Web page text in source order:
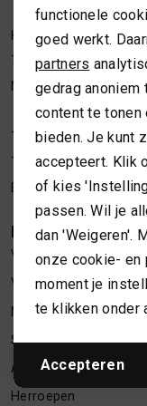
MUTSEN
REGENLAARZEN
SCHOENEN
SHORTS
SIERADEN
SJAALS
SOKKEN
SJAALS
SOKKEN
TASSEN EN
TRUIEN
VESTEN
Kleine Overstraat 36a
7411 JM Deventer
Nederland
Telefoon webshop06
Telefoon winkel 06
E-mailadres
Vacatures
Verzenden en
Nieuwsbrief
Spaarsysteem
Algemene
Herroepen
Analytische
Marketing
Terug
functionele
goed werkt.
partners
gedrag anoniem
content te tonen
bieden. Je kunt
accepteert. Klik
of kies
passen. Wil je
dan 'Weigeren'.
onze cookie- en
moment je
te klikken onder
Accepteren